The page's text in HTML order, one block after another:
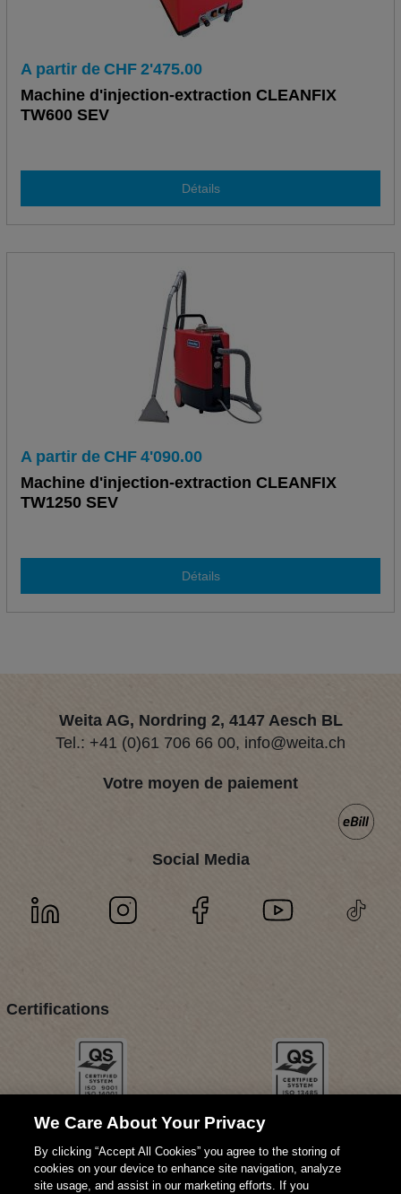
A partir de CHF 2'475.00
Machine d'injection-extraction CLEANFIX
TW600 SEV
Détails
A partir de CHF 4'090.00
Machine d'injection-extraction CLEANFIX
TW1250 SEV
Détails
Weita AG, Nordring 2, 4147 Aesch BL
Tel.: +41 (0)61 706 66 00, info@weita.ch
Votre moyen de paiement
Social Media
Certifications
We Care About Your Privacy
By clicking “Accept All Cookies” you agree to the storing of
cookies on your device to enhance site navigation, analyze
site usage, and assist in our marketing efforts. If you